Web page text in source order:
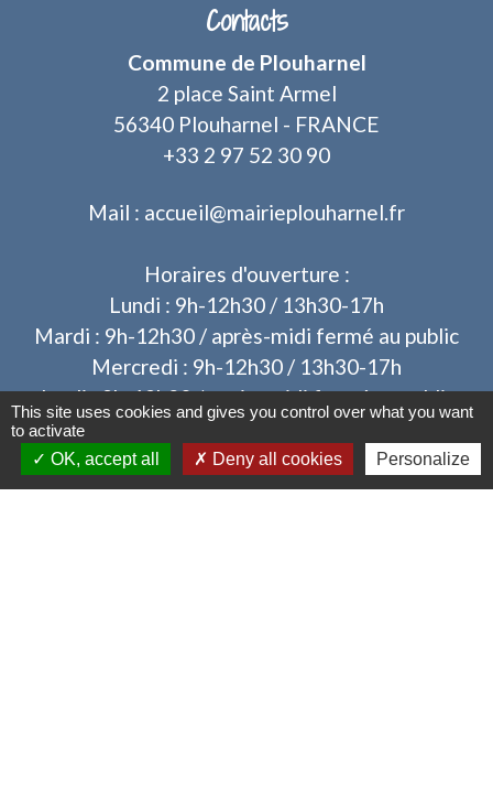
Contacts
Commune de Plouharnel
2 place Saint Armel
56340 Plouharnel - FRANCE
+33 2 97 52 30 90
Mail : accueil@mairieplouharnel.fr
Horaires d'ouverture :
Lundi : 9h-12h30 / 13h30-17h
Mardi : 9h-12h30 / après-midi fermé au public
Mercredi : 9h-12h30 / 13h30-17h
Jeudi : 9h-12h30 / après-midi fermé au public
Vendredi : 9h-12h30 / 13h30-17h
This site uses cookies and gives you control over what you want
to activate
OK, accept all
Deny all cookies Personalize